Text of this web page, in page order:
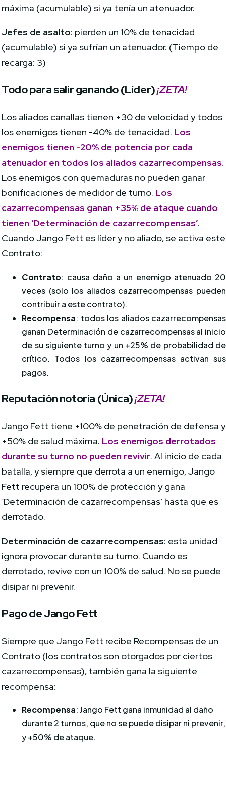
máxima (acumulable) si ya tenía un atenuador.
Jefes de asalto: pierden un 10% de tenacidad
(acumulable) si ya sufrían un atenuador. (Tiempo de
recarga: 3)
Todo para salir ganando (Líder)¡ZETA!
Los aliados canallas tienen +30 de velocidad y todos
los enemigos tienen -40% de tenacidad. Los
enemigos tienen -20% de potencia por cada
atenuador en todos los aliados cazarrecompensas.
Los enemigos con quemaduras no pueden ganar
bonificaciones de medidor de turno. Los
cazarrecompensas ganan +35% de ataque cuando
tienen ‘Determinación de cazarrecompensas’.
Cuando Jango Fett es líder y no aliado, se activa este
Contrato:
Contrato: causa daño a un enemigo atenuado 20
veces (solo los aliados cazarrecompensas pueden
contribuir a este contrato).
Recompensa: todos los aliados cazarrecompensas
ganan Determinación de cazarrecompensas al inicio
de su siguiente turno y un +25% de probabilidad de
crítico. Todos los cazarrecompensas activan sus
pagos.
Reputación notoria (Única)¡ZETA!
Jango Fett tiene +100% de penetración de defensa y
+50% de salud máxima. Los enemigos derrotados
durante su turno no pueden revivir. Al inicio de cada
batalla, y siempre que derrota a un enemigo, Jango
Fett recupera un 100% de protección y gana
‘Determinación de cazarrecompensas’ hasta que es
derrotado.
Determinación de cazarrecompensas: esta unidad
ignora provocar durante su turno. Cuando es
derrotado, revive con un 100% de salud. No se puede
disipar ni prevenir.
Pago de Jango Fett
Siempre que Jango Fett recibe Recompensas de un
Contrato (los contratos son otorgados por ciertos
cazarrecompensas), también gana la siguiente
recompensa:
Recompensa: Jango Fett gana inmunidad al daño
durante 2 turnos, que no se puede disipar ni prevenir,
y +50% de ataque.